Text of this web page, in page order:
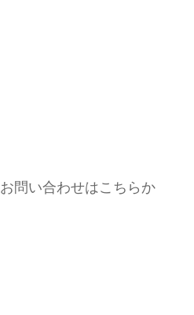
お問い合わせはこちらか